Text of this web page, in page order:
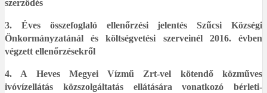
szerződés
3. Éves összefoglaló ellenőrzési jelentés Szűcsi Községi
Önkormányzatánál és költségvetési szerveinél 2016. évben
végzett ellenőrzésekről
4. A Heves Megyei Vízmű Zrt-vel kötendő közműves
ivóvízellátás közszolgáltatás ellátására vonatkozó bérleti-